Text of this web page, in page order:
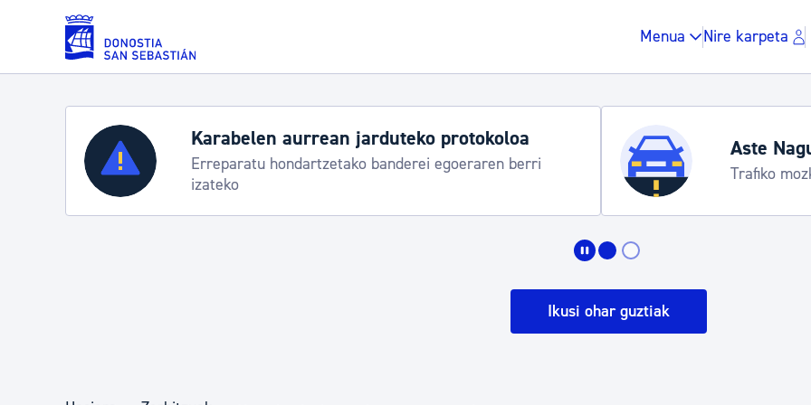
Eduki nagusira joan
Menua Nire karpeta
Zerbitzuak
Errolda eta gai pertsonalak
Gune publikoa,
bereziak
Aste Nagusia 2026: egitaraua
Abuztuak 8-15
Ikusi ohar guztiak